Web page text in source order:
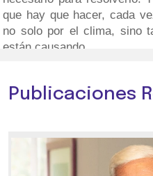
que hay que hacer, cada
no solo por el clima, sino
están causando.
Publicaciones